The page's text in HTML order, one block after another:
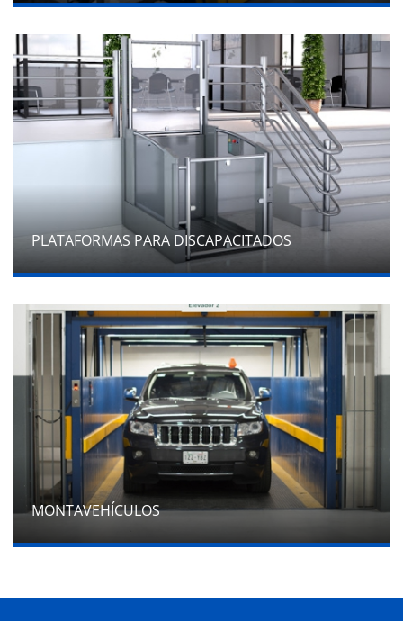
PLATAFORMAS PARA DISCAPACITADOS
MONTAVEHÍCULOS